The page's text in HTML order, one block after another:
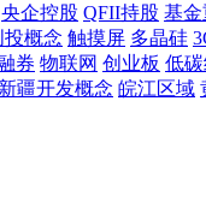
央企控股 QFII持股 基金
投概念 触摸屏 多晶硅
券 物联网 创业板 低
新疆开发概念 皖江区域